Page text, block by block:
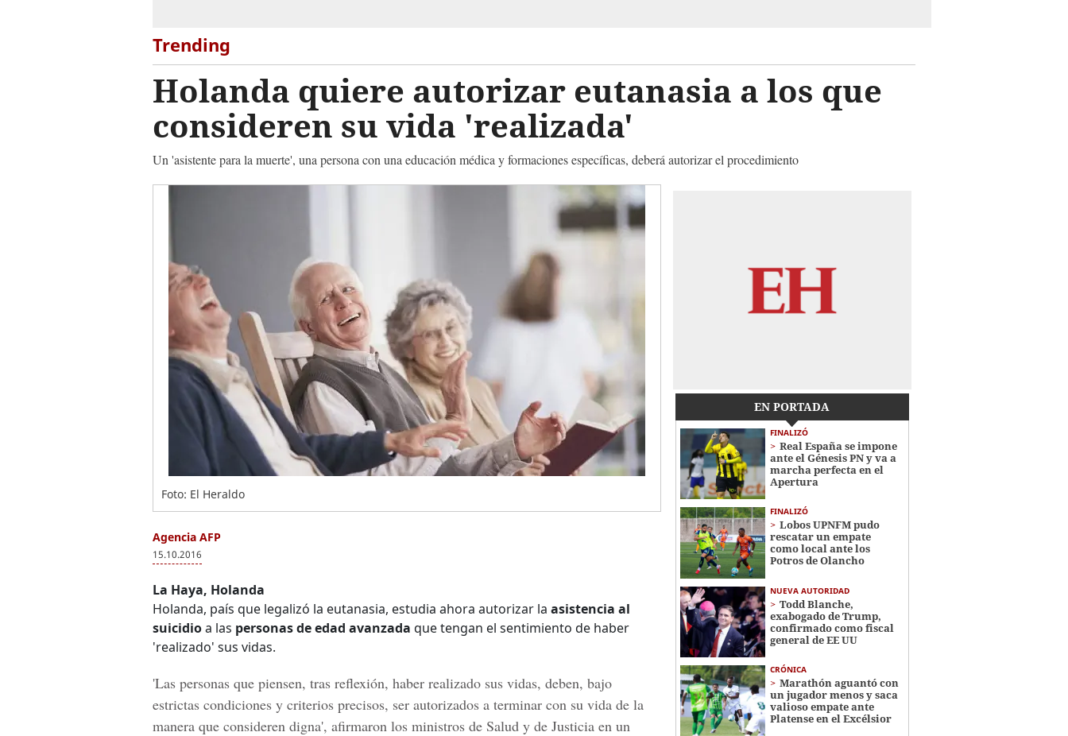
Trending
Holanda quiere autorizar eutanasia a los que
consideren su vida 'realizada'
Un 'asistente para la muerte', una persona con una educación médica y formaciones específicas, deberá autorizar el procedimiento
Foto: El Heraldo
Agencia AFP
15.10.2016
La Haya, Holanda
Holanda, país que legalizó la eutanasia, estudia ahora autorizar la asistencia al
suicidioa las personas de edad avanzada que tengan el sentimiento de haber
'realizado' sus vidas.
'Las personas que piensen, tras reflexión, haber realizado sus vidas, deben, bajo
estrictas condiciones y criterios precisos, ser autorizados a terminar con su vida de la
manera que consideren digna', afirmaron los ministros de Salud y de Justicia en un
EN PORTADA
FINALIZÓ
Real España se impone
ante el Génesis PN y va a
marcha perfecta en el
Apertura
FINALIZÓ
Lobos UPNFM pudo
rescatar un empate
como local ante los
Potros de Olancho
NUEVA AUTORIDAD
Todd Blanche,
exabogado de Trump,
confirmado como fiscal
general de EE UU
CRÓNICA
Marathón aguantó con
un jugador menos y saca
valioso empate ante
Platense en el Excélsior